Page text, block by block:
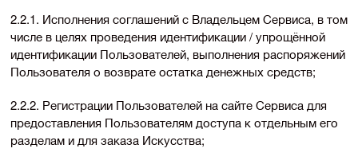
2.2.1. Исполнения соглашений с Владельцем Сервиса, в том
числе в целях проведения идентификации / упрощённой
идентификации Пользователей, выполнения распоряжений
Пользователя о возврате остатка денежных средств;
2.2.2. Регистрации Пользователей на сайте Сервиса для
предоставления Пользователям доступа к отдельным его
разделам и для заказа Искусства;